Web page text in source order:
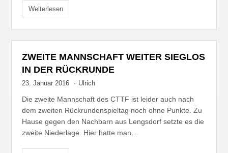
Weiterlesen
ZWEITE MANNSCHAFT WEITER SIEGLOS
IN DER RÜCKRUNDE
23. Januar 2016 · Ulrich
Die zweite Mannschaft des CTTF ist leider auch nach
dem zweiten Rückrundenspieltag noch ohne Punkte. Zu
Hause gegen den Nachbarn aus Lengsdorf setzte es die
zweite Niederlage. Hier hatte man…